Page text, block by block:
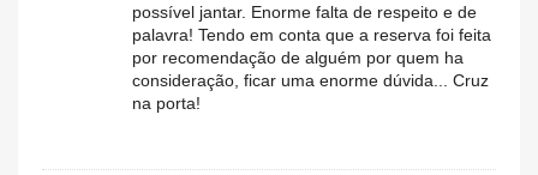
possível jantar. Enorme falta de respeito e de
palavra! Tendo em conta que a reserva foi feita
por recomendação de alguém por quem ha
consideração, ficar uma enorme dúvida... Cruz
na porta!